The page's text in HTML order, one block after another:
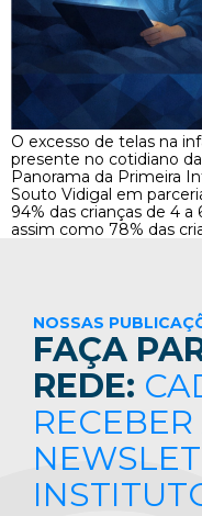
O excesso de telas na
presente no cotidiano
Panorama da Primeira
Souto Vidigal em
94% das crianças de 4
assim como 78% das
NOSSAS
FAÇA
REDE: